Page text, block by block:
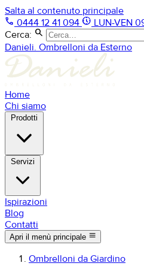
Salta al contenuto principale
phone 0444 12 41 094 nest_clock_farsight_analog LUN-VEN
Cerca: search
Danieli. Ombrelloni da Esterno
Home
Chi siamo
Prodotti
Servizi
Ispirazioni
Blog
Contatti
Apri il menù principale menu
Ombrelloni da Giardino